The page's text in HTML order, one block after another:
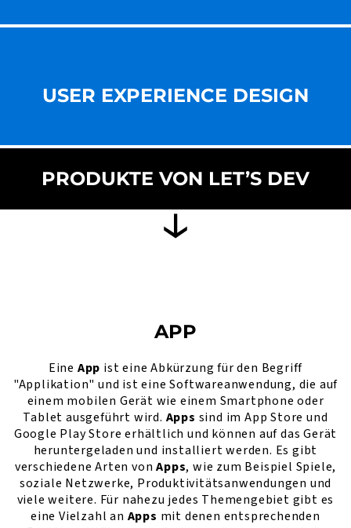
USER EXPERIENCE DESIGN
PRODUKTE VON LET’S DEV
APP
Eine App ist eine Abkürzung für den Begriff
"Applikation" und ist eine Softwareanwendung, die auf
einem mobilen Gerät wie einem Smartphone oder
Tablet ausgeführt wird. Apps sind im App Store und
Google Play Store erhältlich und können auf das Gerät
heruntergeladen und installiert werden. Es gibt
verschiedene Arten vonApps, wie zum Beispiel Spiele,
soziale Netzwerke, Produktivitätsanwendungen und
viele weitere. Für nahezu jedes Themengebiet gibt es
eine Vielzahl an Apps mit denen entsprechenden